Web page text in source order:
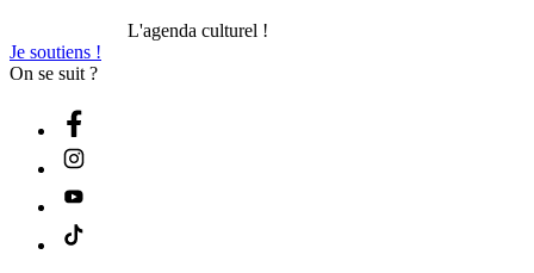
L'agenda culturel !
Je soutiens !
On se suit ?